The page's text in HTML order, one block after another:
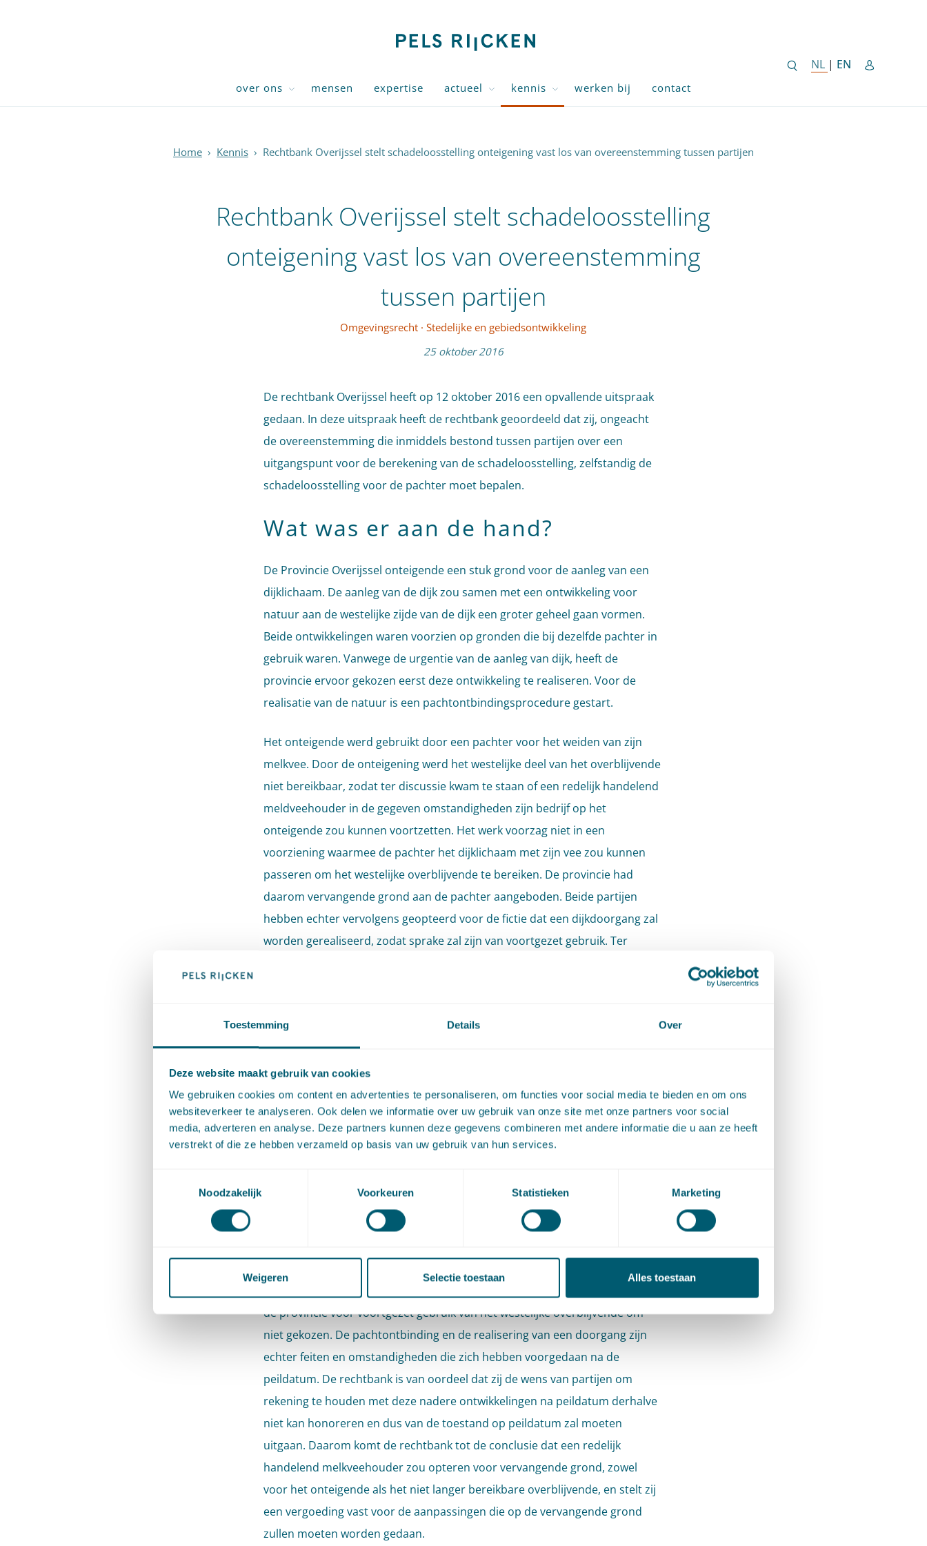
Toestemming Details Over
Deze website maakt gebruik van cookies
We gebruiken cookies om content en advertenties te personaliseren, om functies voor social media te bieden en om ons
websiteverkeer te analyseren. Ook delen we informatie over uw gebruik van onze site met onze partners voor social
media, adverteren en analyse. Deze partners kunnen deze gegevens combineren met andere informatie die u aan ze heeft
verstrekt of die ze hebben verzameld op basis van uw gebruik van hun services.
Noodzakelijk
Voorkeuren Statistieken Marketing
Weigeren Selectie toestaan Alles toestaan
NL NEDERLANDSE
| EN ENGLISH
over ons mensen expertise actueel kennis werken bij contact
Home › Kennis › Rechtbank Overijssel stelt schadeloosstelling onteigening vast los van overeenstemming tussen partijen
Rechtbank Overijssel stelt schadeloosstelling
onteigening vast los van overeenstemming
tussen partijen
Omgevingsrecht · Stedelijke en gebiedsontwikkeling
25 oktober 2016
De rechtbank Overijssel heeft op 12 oktober 2016 een opvallende uitspraak
gedaan. In deze uitspraak heeft de rechtbank geoordeeld dat zij, ongeacht
de overeenstemming die inmiddels bestond tussen partijen over een
uitgangspunt voor de berekening van de schadeloosstelling, zelfstandig de
schadeloosstelling voor de pachter moet bepalen.
Wat was er aan de hand?
De Provincie Overijssel onteigende een stuk grond voor de aanleg van een
dijklichaam. De aanleg van de dijk zou samen met een ontwikkeling voor
natuur aan de westelijke zijde van de dijk een groter geheel gaan vormen.
Beide ontwikkelingen waren voorzien op gronden die bij dezelfde pachter in
gebruik waren. Vanwege de urgentie van de aanleg van dijk, heeft de
provincie ervoor gekozen eerst deze ontwikkeling te realiseren. Voor de
realisatie van de natuur is een pachtontbindingsprocedure gestart.
Het onteigende werd gebruikt door een pachter voor het weiden van zijn
melkvee. Door de onteigening werd het westelijke deel van het overblijvende
niet bereikbaar, zodat ter discussie kwam te staan of een redelijk handelend
meldveehouder in de gegeven omstandigheden zijn bedrijf op het
onteigende zou kunnen voortzetten. Het werk voorzag niet in een
voorziening waarmee de pachter het dijklichaam met zijn vee zou kunnen
passeren om het westelijke overblijvende te bereiken. De provincie had
daarom vervangende grond aan de pachter aangeboden. Beide partijen
hebben echter vervolgens geopteerd voor de fictie dat een dijkdoorgang zal
worden gerealiseerd, zodat sprake zal zijn van voortgezet gebruik. Ter
moest beoordelen.
Hoe oordeelt de rechtbank?
De rechtbank stelt voorop dat het aan haar is zelfstandig te bepalen welke
schadeloosstelling de pachter als belanghebbende toekomt. Daarbij is zij
hanteren uitgangspunt maakt dat niet anders. De keuze van de pachter voor
de provincie voor voortgezet gebruik van het westelijke overblijvende om
niet gekozen. De pachtontbinding en de realisering van een doorgang zijn
echter feiten en omstandigheden die zich hebben voorgedaan na de
peildatum. De rechtbank is van oordeel dat zij de wens van partijen om
rekening te houden met deze nadere ontwikkelingen na peildatum derhalve
niet kan honoreren en dus van de toestand op peildatum zal moeten
uitgaan. Daarom komt de rechtbank tot de conclusie dat een redelijk
handelend melkveehouder zou opteren voor vervangende grond, zowel
voor het onteigende als het niet langer bereikbare overblijvende, en stelt zij
een vergoeding vast voor de aanpassingen die op de vervangende grond
zullen moeten worden gedaan.